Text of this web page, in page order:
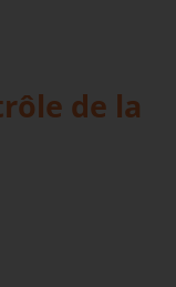
de la